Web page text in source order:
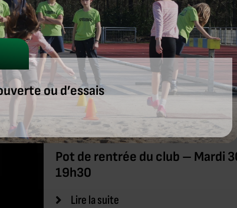
Club
Pot de rentrée du club – Mardi
19h30
Lire la suite
ou d’essais